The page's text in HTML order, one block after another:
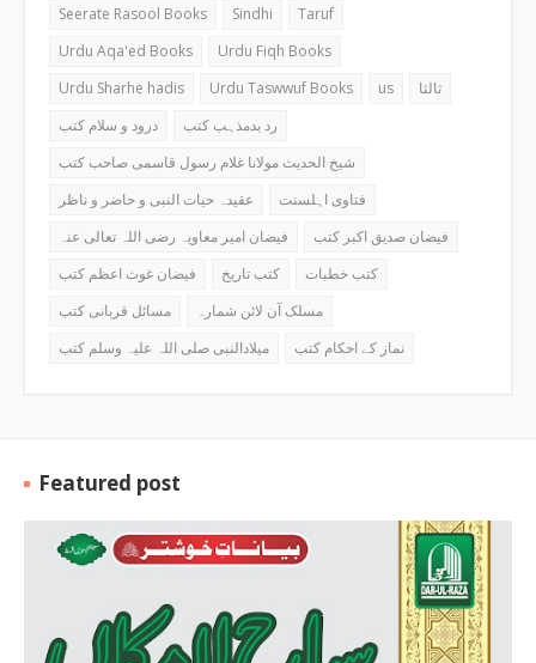
Seerate Rasool Books
Sindhi
Taruf
Urdu Aqa'ed Books
Urdu Fiqh Books
Urdu Sharhe hadis
Urdu Taswwuf Books us
ثالثا
درود و سلام کتب
رد بدمذہب کتب
شیخ الحدیث مولانا غلام رسول قاسمی صاحب کتب
عقیدہ حیات النبی و حاضر و ناظر
فتاوی اہلسنت
فیضان امیر معاویہ رضی اللہ تعالی عنہ
فیضان صدیق اکبر کتب
فیضان غوث اعظم کتب
کتب تاریخ
کتب خطبات
مسائل قربانی کتب
مسلک آن لائن شمارہ
میلادالنبی صلی اللہ علیہ وسلم کتب
نماز کے احکام کتب
Featured post